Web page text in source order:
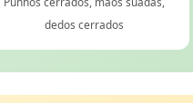
dedos cerrados